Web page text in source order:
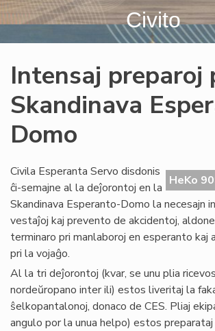
Civito
Intensaj preparoj
Skandinava
Domo
HeKo
Civila Esperanta Servo disdonis
ĉi-semajne al la deĵorontoj en la
Skandinava Esperanto-Domo la necesajn
vestaĵoj kaj prevento de akcidentoj,
terminaro pri manlaboroj en esperanto
pri la vojaĝo.
Al la tri deĵorontoj (kvar, se unu plia
nordeŭropano inter ili) estos liveritaj la
ŝelkopantalonoj, donaco de CES. Pliaj
angulo por la unua helpo) estos